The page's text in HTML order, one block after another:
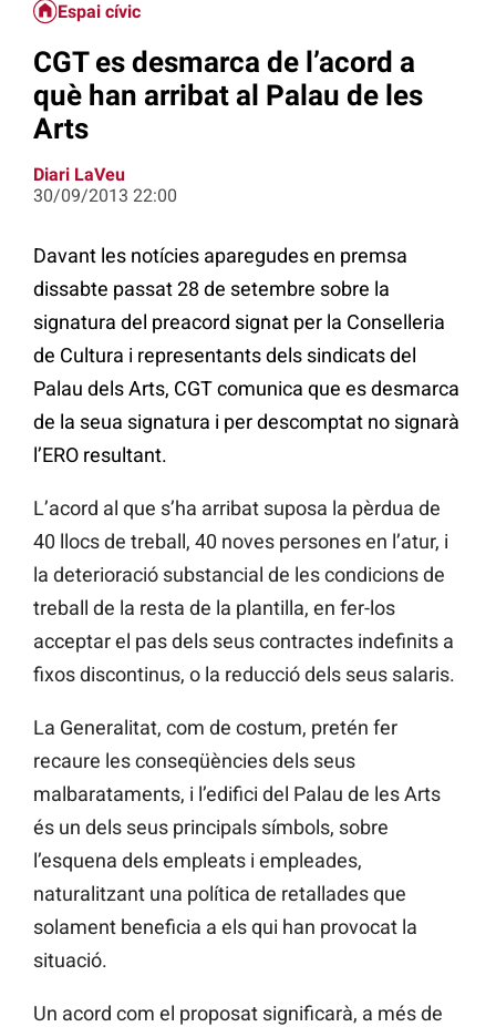
Espai cívic
CGT es desmarca de l’acord a
què han arribat al Palau de les
Arts
Diari LaVeu
30/09/2013 22:00
Davant les notícies aparegudes en premsa
dissabte passat 28 de setembre sobre la
signatura del preacord signat per la Conselleria
de Cultura i representants dels sindicats del
Palau dels Arts, CGT comunica que es desmarca
de la seua signatura i per descomptat no signarà
l’ERO resultant.
L’acord al que s’ha arribat suposa la pèrdua de
40 llocs de treball, 40 noves persones en l’atur, i
la deterioració substancial de les condicions de
treball de la resta de la plantilla, en fer-los
acceptar el pas dels seus contractes indefinits a
fixos discontinus, o la reducció dels seus salaris.
La Generalitat, com de costum, pretén fer
recaure les conseqüències dels seus
malbarataments, i l’edifici del Palau de les Arts
és un dels seus principals símbols, sobre
l’esquena dels empleats i empleades,
naturalitzant una política de retallades que
solament beneficia a els qui han provocat la
situació.
Un acord com el proposat significarà, a més de